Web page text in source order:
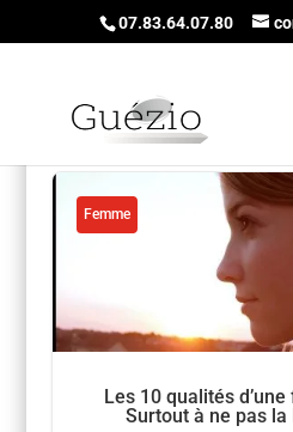
07.83.64.07.80
Femme
Les 10 qualités
Surtout à ne pas